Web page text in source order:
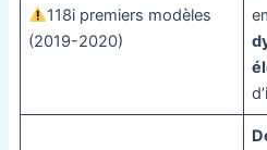
118i premiers modèles
(2019-2020)